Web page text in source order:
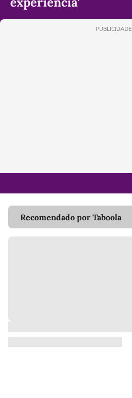
PUBLICIDADE
Recomendado por Taboola